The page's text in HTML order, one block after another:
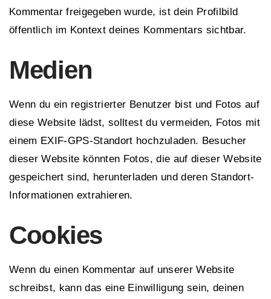
Kommentar freigegeben wurde, ist dein Profilbild
öffentlich im Kontext deines Kommentars sichtbar.
Medien
Wenn du ein registrierter Benutzer bist und Fotos auf
diese Website lädst, solltest du vermeiden, Fotos mit
einem EXIF-GPS-Standort hochzuladen. Besucher
dieser Website könnten Fotos, die auf dieser Website
gespeichert sind, herunterladen und deren Standort-
Informationen extrahieren.
Cookies
Wenn du einen Kommentar auf unserer Website
schreibst, kann das eine Einwilligung sein, deinen